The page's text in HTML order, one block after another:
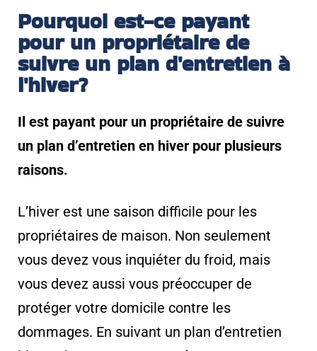
Pourquoi est-ce payant
pour un propriétaire de
suivre un plan d'entretien à
l'hiver?
Il est payant pour un propriétaire de suivre
un plan d’entretien en hiver pour plusieurs
raisons.
L’hiver est une saison difficile pour les
propriétaires de maison. Non seulement
vous devez vous inquiéter du froid, mais
vous devez aussi vous préoccuper de
protéger votre domicile contre les
dommages. En suivant un plan d’entretien